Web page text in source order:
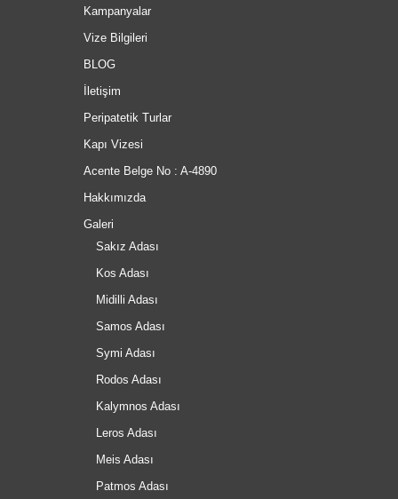
Kampanyalar
Vize Bilgileri
BLOG
İletişim
Peripatetik Turlar
Kapı Vizesi
Acente Belge No : A-4890
Hakkımızda
Galeri
Sakız Adası
Kos Adası
Midilli Adası
Samos Adası
Symi Adası
Rodos Adası
Kalymnos Adası
Leros Adası
Meis Adası
Patmos Adası